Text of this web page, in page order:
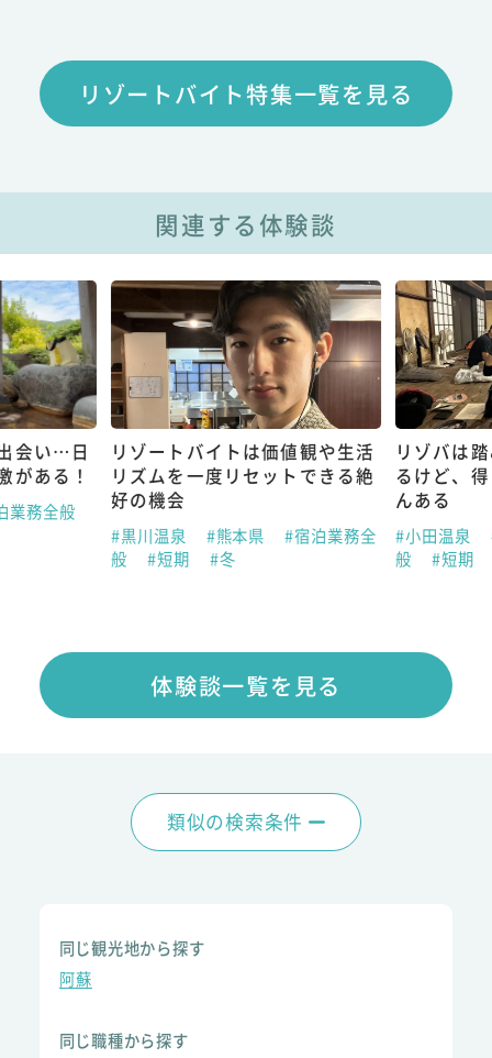
リゾートバイト特集一覧を見る
関連する体験談
会い…日
がある！
業務全般
リゾートバイトは価値観や生活
リズムを一度リセットできる絶
好の機会
#黒川温泉 #熊本県
#宿泊業務全
般
#短期 #冬
リゾバは
るけど、
んある
#小田温泉
般
#短期
体験談一覧を見る
類似の検索条件
同じ観光地から探す
阿蘇
同じ職種から探す